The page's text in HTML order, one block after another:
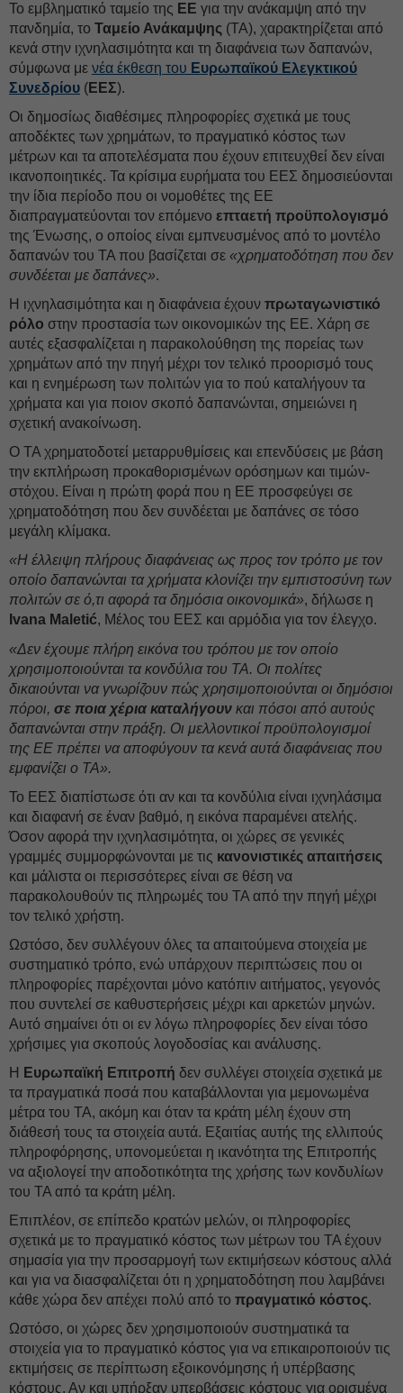
Το εμβληματικό ταμείο της ΕΕ για την ανάκαμψη από την
πανδημία, το Ταμείο Ανάκαμψης (ΤΑ), χαρακτηρίζεται από
κενά στην ιχνηλασιμότητα και τη διαφάνεια των δαπανών,
σύμφωνα με νέα έκθεση του Ευρωπαϊκού Ελεγκτικού
Συνεδρίου (ΕΕΣ).
Οι δημοσίως διαθέσιμες πληροφορίες σχετικά με τους
αποδέκτες των χρημάτων, το πραγματικό κόστος των
μέτρων και τα αποτελέσματα που έχουν επιτευχθεί δεν είναι
ικανοποιητικές. Τα κρίσιμα ευρήματα του ΕΕΣ δημοσιεύονται
την ίδια περίοδο που οι νομοθέτες της ΕΕ
διαπραγματεύονται τον επόμενο επταετή προϋπολογισμό
της Ένωσης, ο οποίος είναι εμπνευσμένος από το μοντέλο
δαπανών του ΤΑ που βασίζεται σε «χρηματοδότηση που δεν
συνδέεται με δαπάνες».
Η ιχνηλασιμότητα και η διαφάνεια έχουν πρωταγωνιστικό
ρόλο στην προστασία των οικονομικών της ΕΕ. Χάρη σε
αυτές εξασφαλίζεται η παρακολούθηση της πορείας των
χρημάτων από την πηγή μέχρι τον τελικό προορισμό τους
και η ενημέρωση των πολιτών για το πού καταλήγουν τα
χρήματα και για ποιον σκοπό δαπανώνται, σημειώνει η
σχετική ανακοίνωση.
Ο ΤΑ χρηματοδοτεί μεταρρυθμίσεις και επενδύσεις με βάση
την εκπλήρωση προκαθορισμένων ορόσημων και τιμών-
στόχου. Είναι η πρώτη φορά που η ΕΕ προσφεύγει σε
χρηματοδότηση που δεν συνδέεται με δαπάνες σε τόσο
μεγάλη κλίμακα.
«Η έλλειψη πλήρους διαφάνειας ως προς τον τρόπο με τον
οποίο δαπανώνται τα χρήματα κλονίζει την εμπιστοσύνη των
πολιτών σε ό,τι αφορά τα δημόσια οικονομικά», δήλωσε η
Ivana Maletić, Μέλος του ΕΕΣ και αρμόδια για τον έλεγχο.
«Δεν έχουμε πλήρη εικόνα του τρόπου με τον οποίο
χρησιμοποιούνται τα κονδύλια του ΤΑ. Οι πολίτες
δικαιούνται να γνωρίζουν πώς χρησιμοποιούνται οι δημόσιοι
πόροι, σε ποια χέρια καταλήγουν και πόσοι από αυτούς
δαπανώνται στην πράξη. Οι μελλοντικοί προϋπολογισμοί
της ΕΕ πρέπει να αποφύγουν τα κενά αυτά διαφάνειας που
εμφανίζει ο ΤΑ».
Το ΕΕΣ διαπίστωσε ότι αν και τα κονδύλια είναι ιχνηλάσιμα
και διαφανή σε έναν βαθμό, η εικόνα παραμένει ατελής.
Όσον αφορά την ιχνηλασιμότητα, οι χώρες σε γενικές
γραμμές συμμορφώνονται με τις κανονιστικές απαιτήσεις
και μάλιστα οι περισσότερες είναι σε θέση να
παρακολουθούν τις πληρωμές του ΤΑ από την πηγή μέχρι
τον τελικό χρήστη.
Ωστόσο, δεν συλλέγουν όλες τα απαιτούμενα στοιχεία με
συστηματικό τρόπο, ενώ υπάρχουν περιπτώσεις που οι
πληροφορίες παρέχονται μόνο κατόπιν αιτήματος, γεγονός
που συντελεί σε καθυστερήσεις μέχρι και αρκετών μηνών.
Αυτό σημαίνει ότι οι εν λόγω πληροφορίες δεν είναι τόσο
χρήσιμες για σκοπούς λογοδοσίας και ανάλυσης.
Η Ευρωπαϊκή Επιτροπή δεν συλλέγει στοιχεία σχετικά με
τα πραγματικά ποσά που καταβάλλονται για μεμονωμένα
μέτρα του ΤΑ, ακόμη και όταν τα κράτη μέλη έχουν στη
διάθεσή τους τα στοιχεία αυτά. Εξαιτίας αυτής της ελλιπούς
πληροφόρησης, υπονομεύεται η ικανότητα της Επιτροπής
να αξιολογεί την αποδοτικότητα της χρήσης των κονδυλίων
του ΤΑ από τα κράτη μέλη.
Επιπλέον, σε επίπεδο κρατών μελών, οι πληροφορίες
σχετικά με το πραγματικό κόστος των μέτρων του ΤΑ έχουν
σημασία για την προσαρμογή των εκτιμήσεων κόστους αλλά
και για να διασφαλίζεται ότι η χρηματοδότηση που λαμβάνει
κάθε χώρα δεν απέχει πολύ από το πραγματικό κόστος.
Ωστόσο, οι χώρες δεν χρησιμοποιούν συστηματικά τα
στοιχεία για το πραγματικό κόστος για να επικαιροποιούν τις
εκτιμήσεις σε περίπτωση εξοικονόμησης ή υπέρβασης
κόστους. Αν και υπήρξαν υπερβάσεις κόστους για ορισμένα